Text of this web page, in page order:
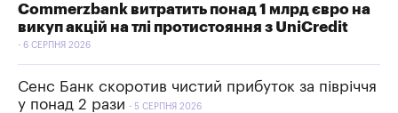
Commerzbank витратить понад 1 млрд євро на
викуп акцій на тлі протистояння з UniCredit
6 СЕРПНЯ 2026
Сенс Банк скоротив чистий прибуток за півріччя
у понад 2 рази
5 СЕРПНЯ 2026